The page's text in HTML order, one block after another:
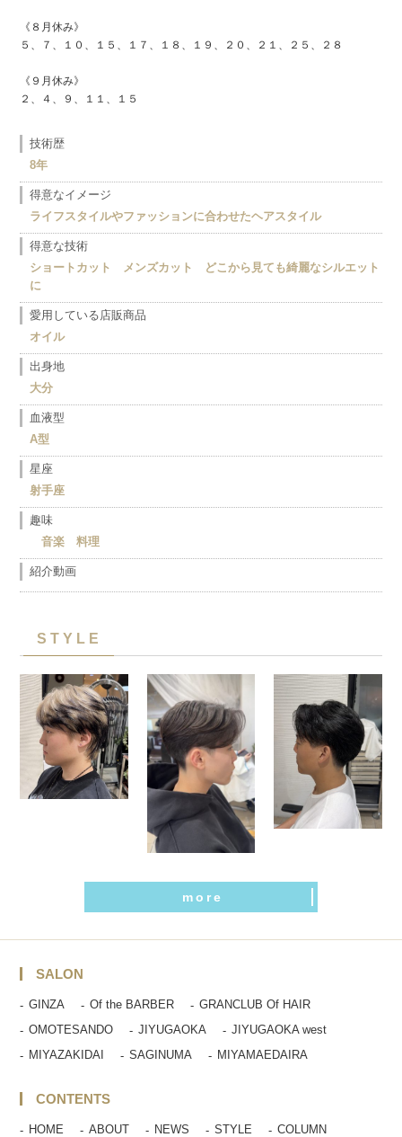
《８月休み》
５、７、１０、１５、１７、１８、１９、２０、２１、２５、２８
《９月休み》
２、４、９、１１、１５
技術歴
8年
得意なイメージ
ライフスタイルやファッションに合わせたヘアスタイル
得意な技術
ショートカット メンズカット どこから見ても綺麗なシルエット
に
愛用している店販商品
オイル
出身地
大分
血液型
A型
星座
射手座
趣味
音楽 料理
紹介動画
STYLE
more
SALON
GINZA Of the BARBER
GRANCLUB Of HAIR
OMOTESANDO
JIYUGAOKA
JIYUGAOKA west
MIYAZAKIDAI
SAGINUMA MIYAMAEDAIRA
CONTENTS
HOME ABOUT NEWS STYLE COLUMN